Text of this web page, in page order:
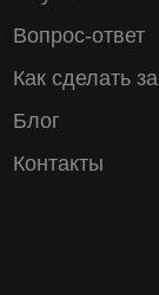
Вопрос-ответ
Как сделать
Блог
Контакты